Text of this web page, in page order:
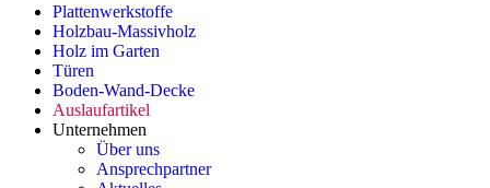
Plattenwerkstoffe
Holzbau-Massivholz
Holz im Garten
Türen
Boden-Wand-Decke
Auslaufartikel
Unternehmen
Über uns
Ansprechpartner